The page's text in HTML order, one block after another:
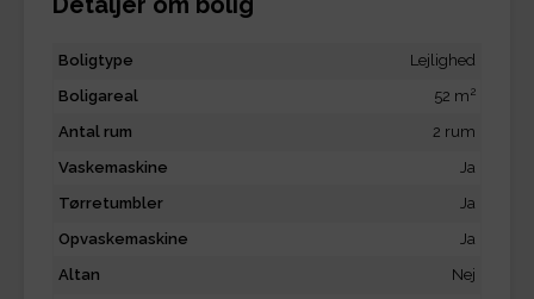
Boligtype
Lejlighed
Boligareal
52 m2
Antal rum
2 rum
Vaskemaskine
Ja
Tørretumbler
Ja
Opvaskemaskine
Ja
Altan
Nej